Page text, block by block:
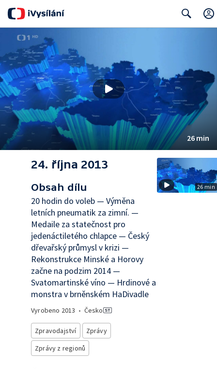
26 min
24. října 2013
Obsah dílu
20 hodin do voleb — Výměna
letních pneumatik za zimní. —
Medaile za statečnost pro
jedenáctiletého chlapce — Český
dřevařský průmysl v krizi —
Rekonstrukce Minské a Horovy
začne na podzim 2014 —
Svatomartinské víno — Hrdinové a
monstra v brněnském HaDivadle
Vyrobeno 2013 • Česko
Zpravodajství
Zprávy
Zprávy z regionů
26 min